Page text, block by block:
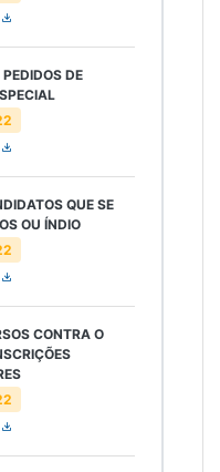
DE
QUE SE
OU ÍNDIO
CONTRA O